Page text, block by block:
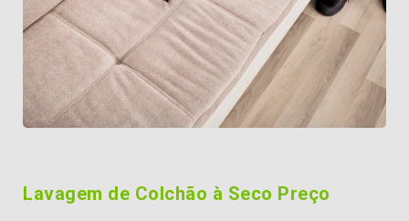
Lavagem de Colchão à Seco Preço